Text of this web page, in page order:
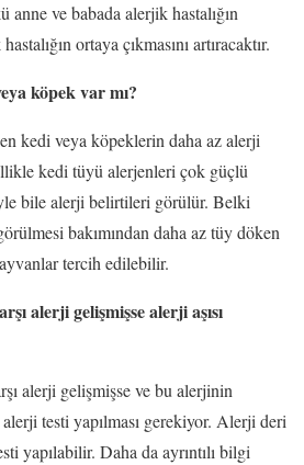
anne ve babada alerjik hastalığın
ortaya çıkmasını artıracaktır.
köpek var mı?
kedi veya köpeklerin daha az alerji
kedi tüyü alerjenleri çok güçlü
bile alerji belirtileri görülür. Belki
bakımından daha az tüy döken
tercih edilebilir.
alerji gelişmişse alerji aşısı
alerji gelişmişse ve bu alerjinin
testi yapılması gerekiyor. Alerji deri
yapılabilir. Daha da ayrıntılı bilgi